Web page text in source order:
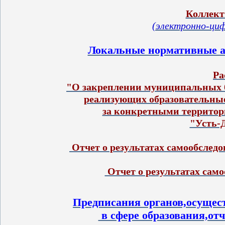
(электронно-
Локальные нормативные
"О закреплении муниципальных
реализующих
за конкретными
Отчет о результатах
Предписания
в сфере